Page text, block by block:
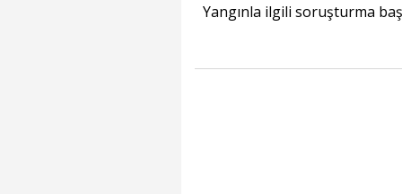
Yangınla ilgili soruşturma